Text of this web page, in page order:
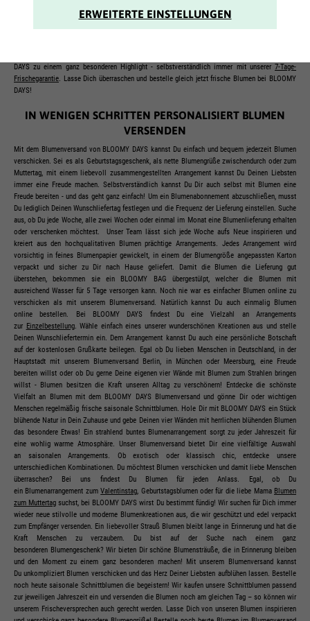
ERWEITERTE EINSTELLUNGEN
Blumen-Arrangements für Dich zusammen und versenden direkt nach der Ernte vasenfertige
nach Hause. Ein Blumenabo oder eine Einzelbestellung eignen sich auch
hervorragend als Geschenk für wichtige Menschen oder als kleine Freude zwischendurch für
DAYS zu einem ganz besonderen Highlight - selbstverständlich immer mit unserer 7-Tage-
Frischegarantie. Lasse Dich überraschen und bestelle gleich jetzt frische Blumen bei BLOOMY
DAYS!
IN WENIGEN SCHRITTEN PERSONALISIERT BLUMEN
VERSENDEN
Mit dem Blumenversand von BLOOMY DAYS kannst Du einfach und bequem jederzeit Blumen
verschicken. Sei es als Geburtstagsgeschenk, als nette Blumengrüße zwischendurch oder zum
Muttertag, mit einem liebevoll zusammengestellten Arrangement kannst Du Deinen Liebsten
immer eine Freude machen. Selbstverständlich kannst Du Dir auch selbst mit Blumen eine
Freude bereiten - und das geht ganz einfach! Um ein Blumenabonnement abzuschließen, musst
Du lediglich Deinen Wunschliefertag festlegen und die Frequenz der Lieferung einstellen. Suche
aus, ob Du jede Woche, alle zwei Wochen oder einmal im Monat eine Blumenlieferung erhalten
oder verschenken möchtest. Unser Team lässt sich jede Woche aufs Neue inspirieren und
kreiert aus den hochqualitativen Blumen prächtige Arrangements. Jedes Arrangement wird
vorsichtig in feines Blumenpapier gewickelt, in einem der Blumengröße angepassten Karton
verpackt und sicher zu Dir nach Hause geliefert. Damit die Blumen die Lieferung gut
überstehen, bekommen sie ein BLOOMY BAG übergestülpt, welcher die Blumen mit
ausreichend Wasser für 5 Tage versorgen kann. Noch nie war es einfacher Blumen online zu
verschicken als mit unserem Blumenversand. Natürlich kannst Du auch einmalig Blumen
online bestellen. Bei BLOOMY DAYS findest Du eine Vielzahl an Arrangements
zur Einzelbestellung. Wähle einfach eines unserer wunderschönen Kreationen aus und stelle
Deinen Wunschliefertermin ein. Dem Arrangement kannst Du auch eine persönliche Botschaft
auf der kostenlosen Grußkarte beilegen. Egal ob Du lieben Menschen in Deutschland, in der
Hauptstadt mit unserem Blumenversand Berlin, in München oder Meersburg, eine Freude
bereiten willst oder ob Du gerne Deine eigenen vier Wände mit Blumen zum Strahlen bringen
willst - Blumen besitzen die Kraft unseren Alltag zu verschönern! Entdecke die schönste
Vielfalt an Blumen mit dem BLOOMY DAYS Blumenversand und gönne Dir oder wichtigen
Menschen regelmäßig frische saisonale Schnittblumen. Hole Dir mit BLOOMY DAYS ein Stück
blühende Natur in Dein Zuhause und gebe Deinen vier Wänden mit herrlichen blühenden Blumen
das besondere Etwas! Ein strahlend buntes Blumenarrangement sorgt zu jeder Jahreszeit für
eine wohlig warme Atmosphäre. Unser Blumenversand bietet Dir eine vielfältige Auswahl
an saisonalen Arrangements. Ob exotisch oder klassisch chic, entdecke unsere
unterschiedlichen Kombinationen. Du möchtest Blumen verschicken und damit liebe Menschen
überraschen? Bei uns findest Du Blumen für jeden Anlass. Egal, ob Du
ein Blumenarrangement zumValentinstag, Geburtstagsblumen oder für die liebe Mama Blumen
zum Muttertag suchst, bei BLOOMY DAYS wirst Du bestimmt fündig! Wir suchen für Dich immer
wieder neue stilvolle und moderne Blumenkreationen aus, die wir geschützt und edel verpackt
zum Empfänger versenden. Ein liebevoller Strauß Blumen bleibt lange in Erinnerung und hat die
Kraft Menschen zu verzaubern. Du bist auf der Suche nach einem ganz
besonderen Blumengeschenk? Wir bieten Dir schöne Blumensträuße, die in Erinnerung bleiben
und den Moment zu einem ganz besonderen machen! Mit unserem Blumenversand kannst
Du unkompliziert Blumen verschicken und das Herz Deiner Liebsten aufblühen lassen. Bestelle
noch heute saisonale Schnittblumen die begeistern! Wir kaufen unsere Schnittblumen passend
zur jeweiligen Jahreszeit ein und versenden die Blumen noch am gleichen Tag – so können wir
unserem Frischeversprechen auch gerecht werden. Lasse Dich von unseren Blumen inspirieren